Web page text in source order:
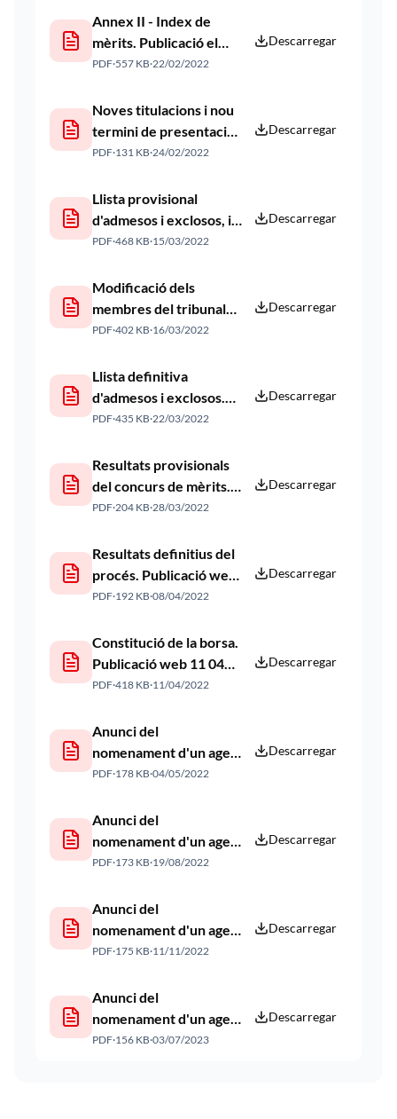
Annex II - Index de
mèrits. Publicació el
22/02/2022
PDF·557 KB·22/02/2022
Descarregar
Noves titulacions i nou
termini de presentació
d'instàncies. Publicació
PDF·131 KB·24/02/2022
Descarregar
Llista provisional
d'admesos i exclosos, i
composició del tribunal.
15/03/2022
PDF·468 KB·15/03/2022
Descarregar
Modificació dels
membres del tribunal
qualificador. Publicació
PDF·402 KB·16/03/2022
Descarregar
Llista definitiva
d'admesos i exclosos.
Publicació web 22 03
PDF·435 KB·22/03/2022
Descarregar
Resultats provisionals
del concurs de mèrits.
Publicació web 28 03
PDF·204 KB·28/03/2022
Descarregar
Resultats definitius del
procés. Publicació web
08 04 2022
PDF·192 KB·08/04/2022
Descarregar
Constitució de la borsa.
Publicació web 11 04
2022
PDF·418 KB·11/04/2022
Descarregar
Anunci del
nomenament d'un agent
de corresponsabilitat.
2022
PDF·178 KB·04/05/2022
Descarregar
Anunci del
nomenament d'un agent
de corresponsabilitat i
web 19 08 2022
PDF·173 KB·19/08/2022
Descarregar
Anunci del
nomenament d'un agent
de corresponsabilitat.
2022
PDF·175 KB·11/11/2022
Descarregar
Anunci del
nomenament d'un agent
de corresponsabilitat.
PDF·156 KB·03/07/2023
Descarregar